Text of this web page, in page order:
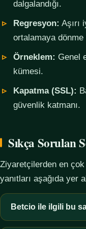
dalgalandığı.
Regresyon: Aşırı
ortalamaya dönme
Örneklem: Genel
kümesi.
Kapatma (SSL):
güvenlik katmanı.
Sıkça Sorulan
Ziyaretçilerden en
yanıtları aşağıda yer
Betcio ile ilgili bu
Bu sayfada yalnızca